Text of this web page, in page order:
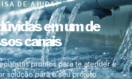
DE AJUDA?
em um de
canais
prontos para te atender e
solução para o seu projeto.